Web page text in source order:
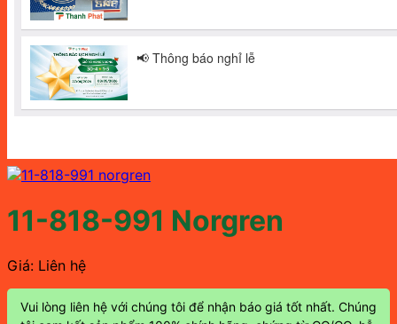
11-818-991 Norgren
Giá: Liên hệ
Vui lòng liên hệ với chúng tôi để nhận báo giá tốt nhất. Chúng